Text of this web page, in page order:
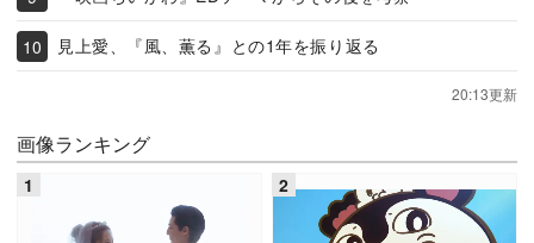
見上愛、『風、薫る』との1年を振り返る
20:13更新
画像ランキング